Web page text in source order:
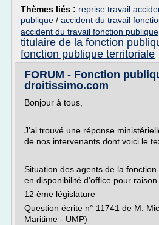
Thèmes liés : reprise travail
publique / accident du travail
accident du travail fonction publique
titulaire de la fonction
fonction publique territoriale
FORUM - Fonction
droitissimo.com
Bonjour à tous,
J'ai trouvé une réponse
de nos intervenants dont voici le
Situation des agents de la
en disponibilité d'office pour
12 ème législature
Question écrite n° 11741 de M.
Maritime - UMP)